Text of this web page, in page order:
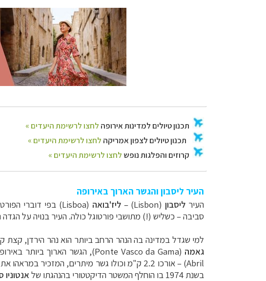
העיר ליסבון והגשר הארוך באירופה
העיר ליסבון(
Lisbon
)
– ליז'בואה (
Lisboa) בפי דוברי
סביבה–כשליש (!) מתושבי פורטוגל כולה. העיר בנויה על
למי שגדל במדינה בה הנהר הרחב ביותר הוא נהר הירדן, קצת קשה לעכל
גאמה (
Ponte Vasco da Gama), הגשר הארוך ביותר
Abril
)
–אורכו 2.2 ק"מ וכולו גשר מיתרים, המזכיר במראהו את גשר
בשנת 1974 בו הוחלף המשטר הדיקטטורי בהנהגתו של
אנטוניו